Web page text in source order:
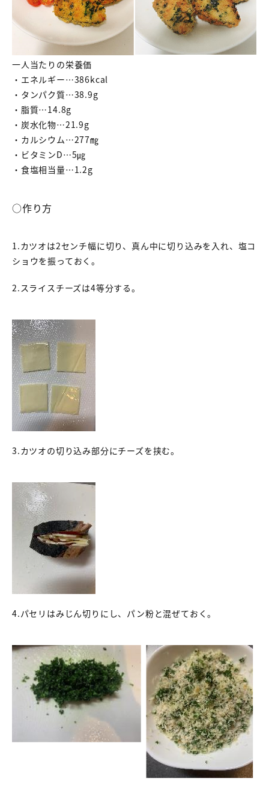
一人当たりの栄養価
・エネルギー…386kcal
・タンパク質…38.9g
・脂質…14.8g
・炭水化物…21.9g
・カルシウム…277㎎
・ビタミンD…5㎍
・食塩相当量…1.2g
○作り方
1.カツオは2センチ幅に切り、真ん中に切り込みを入れ、塩コ
ショウを振っておく。
2.スライスチーズは4等分する。
3.カツオの切り込み部分にチーズを挟む。
4.パセリはみじん切りにし、パン粉と混ぜておく。